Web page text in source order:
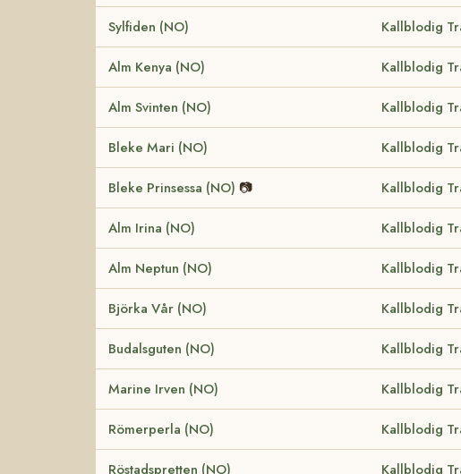
Sylfiden (NO) Kallblodig
Alm Kenya (NO) Kallblodig
Alm Svinten (NO) Kallblodig
Bleke Mari (NO) Kallblodig
Bleke Prinsessa (NO) 📷 Kallblodig
Alm Irina (NO) Kallblodig
Alm Neptun (NO) Kallblodig
Björka Vår (NO) Kallblodig
Budalsguten (NO) Kallblodig
Marine Irven (NO) Kallblodig
Römerperla (NO) Kallblodig
Röstadspretten (NO) Kallblodig